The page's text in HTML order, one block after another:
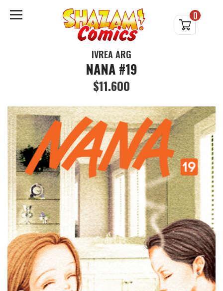
0
IVREA ARG
NANA #19
$11.600